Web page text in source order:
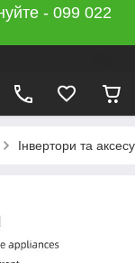
- 099 022
Інвертори та